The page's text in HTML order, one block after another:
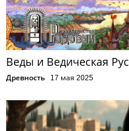
Веды и Ведическая
Древность 17 мая 2025